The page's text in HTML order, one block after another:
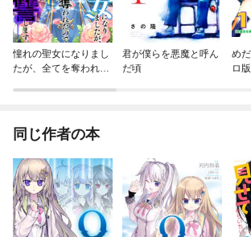
憧れの聖女になりまし
たが、全てを奪われた
君が僕らを悪魔と呼ん
だ頃
め
ロ版
同じ作者の本